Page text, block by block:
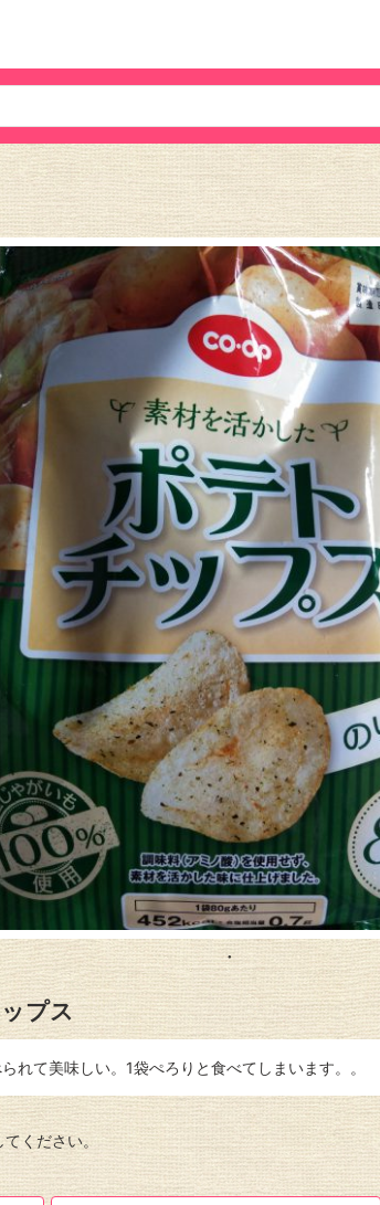
プス
れて美味しい。1袋ぺろりと食べてしまいます。。
てください。